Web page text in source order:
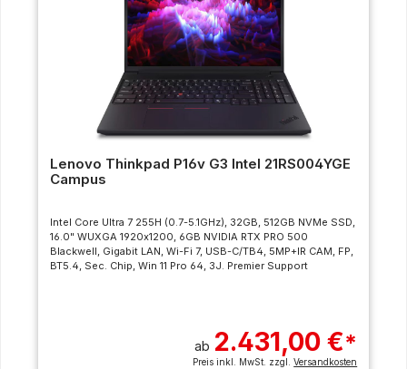
Lenovo Thinkpad P16v G3 Intel 21RS004YGE
Campus
Intel Core Ultra 7 255H (0.7-5.1GHz), 32GB, 512GB NVMe SSD,
16.0" WUXGA 1920x1200, 6GB NVIDIA RTX PRO 500
Blackwell, Gigabit LAN, Wi-Fi 7, USB-C/TB4, 5MP+IR CAM, FP,
BT5.4, Sec. Chip, Win 11 Pro 64, 3J. Premier Support
ab 2.431,00 €*
Preis inkl. MwSt. zzgl.Versandkosten